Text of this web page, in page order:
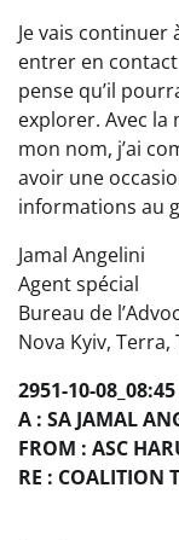
Je vais
entrer en
pense qu’il
explorer. Avec
mon nom, j’ai
avoir une
informations au
Jamal Angelini
Agent spécial
Bureau de
Nova Kyiv, Terra,
2951-10-08_08:45
A : SA JAMAL
FROM : ASC
RE : COALITION